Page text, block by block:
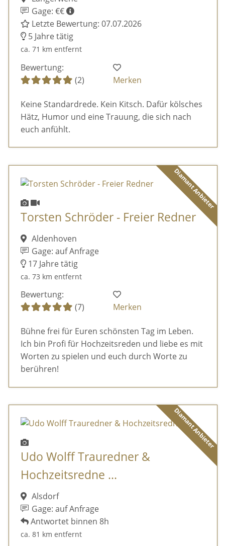
Gage: €€
Letzte Bewertung: 07.07.2026
5 Jahre tätig
ca. 71 km entfernt
Bewertung:
(2)
Merken
Keine Standardrede. Kein Kitsch. Dafür kölsches
Hätz, Humor und eine Trauung, die sich nach
euch anfühlt.
Diamant Anbieter
Torsten Schröder - Freier Redner
Aldenhoven
Gage: auf Anfrage
17 Jahre tätig
ca. 73 km entfernt
Bewertung:
(7)
Merken
Bühne frei für Euren schönsten Tag im Leben.
Ich bin Profi für Hochzeitsreden und liebe es mit
Worten zu spielen und euch durch Worte zu
berühren!
Diamant Anbieter
Udo Wolff Trauredner &
Hochzeitsredne ...
Alsdorf
Gage: auf Anfrage
Antwortet binnen 8h
ca. 81 km entfernt